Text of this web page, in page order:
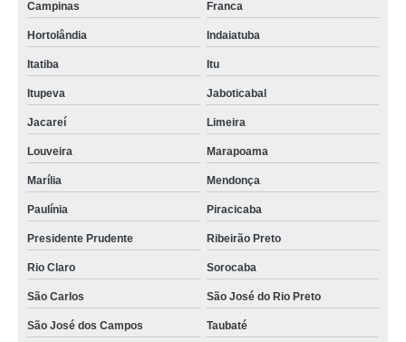
Campinas Franca
Hortolândia Indaiatuba
Itatiba Itu
Itupeva Jaboticabal
Jacareí Limeira
Louveira Marapoama
Marília Mendonça
Paulínia Piracicaba
Presidente Prudente Ribeirão Preto
Rio Claro Sorocaba
São Carlos São José do Rio Preto
São José dos Campos Taubaté